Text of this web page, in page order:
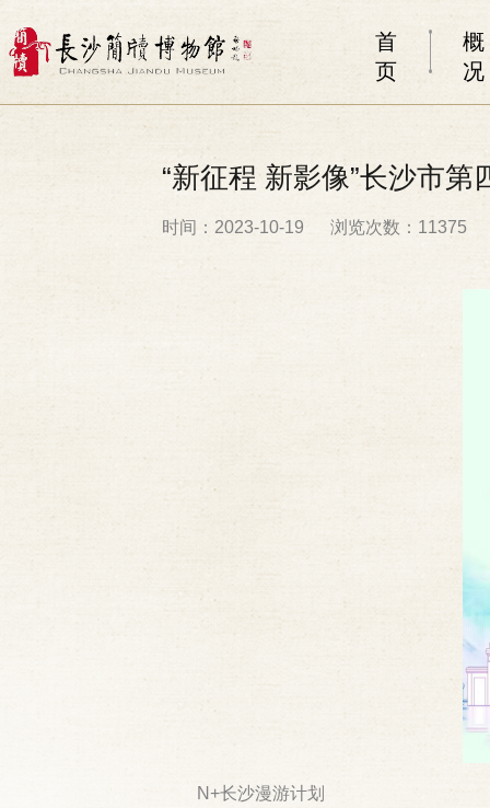
首
页
概
况
“新征程 新影像”长沙市第
时间：2023-10-19 浏览次数：11375
N+长沙漫游计划